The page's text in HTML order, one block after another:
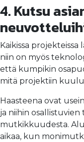
4. Kutsu
Kaikissa
niin on myös
että kumpikin
mitä projektiin
Haasteena ovat
ja niihin
mutkikkuudesta.
aikaa, kun